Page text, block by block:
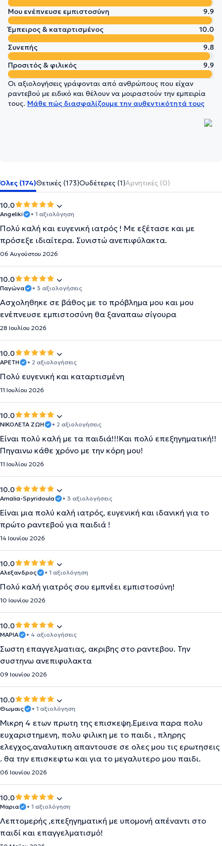
Μου ενέπνευσε εμπιστοσύνη
9.9
Έμπειρος & καταρτισμένος
10.0
Συνεπής
9.8
Προσιτός & φιλικός
9.9
Οι αξιολογήσεις γράφονται από ανθρώπους που είχαν
ραντεβού με ειδικό και θέλουν να μοιραστούν την εμπειρία
τους. Μάθε πώς διασφαλίζουμε την αυθεντικότητά τους
Όλες (174)Θετικές (173)Ουδέτερες (1)Αρνητικές (0)
10.0
Angeliki • 1 αξιολόγηση
Πολύ καλή και ευγενική ιατρός ! Με εξέτασε και με
πρόσεξε ιδιαίτερα. Συνιστώ ανεπιφύλακτα.
06 Αυγούστου 2026
10.0
Παγώνα • 3 αξιολογήσεις
Ασχοληθηκε σε βάθος με το πρόβλημα μου και μου
ενέπνευσε εμπιστοσύνη θα ξαναπαω σίγουρα
28 Ιουλίου 2026
10.0
ΑΡΕΤΗ • 2 αξιολογήσεις
Πολύ ευγενική και καταρτισμένη
11 Ιουλίου 2026
10.0
ΝΙΚΟΛΕΤΑ ΖΩΗ • 2 αξιολογήσεις
Είναι πολύ καλή με τα παιδιά!!!Και πολύ επεξηγηματική!!
Πηγαινω κάθε χρόνο με την κόρη μου!
11 Ιουλίου 2026
10.0
Amalia-Spyridoula • 3 αξιολογήσεις
Είναι μια πολύ καλή ιατρός, ευγενική και ιδανική για το
πρώτο ραντεβού για παιδιά !
14 Ιουνίου 2026
10.0
Αλεξανδρος • 1 αξιολόγηση
Πολύ καλή γιατρός σου εμπνέει εμπιστοσύνη!
10 Ιουνίου 2026
10.0
ΜΑΡΙΑ • 4 αξιολογήσεις
Σωστη επαγγελματιας, ακριβης στο ραντεβου. Την
συστηνω ανεπιφυλακτα
09 Ιουνίου 2026
10.0
Θωμαις • 1 αξιολόγηση
Μικρη 4 ετων πρωτη της επισκεψη.Εμεινα παρα πολυ
ευχαριστημενη, πολυ φιλικη με το παιδι , πληρης
ελεγχος,αναλυτικη απαντουσε σε ολες μου τις ερωτησεις
. θα την επισκεφτω και για το μεγαλυτερο μου παιδι.
06 Ιουνίου 2026
10.0
Μαρια • 1 αξιολόγηση
Λεπτομερής ,επεξηγηματική με υπομονή απέναντι στο
παιδί και επαγγελματισμό!